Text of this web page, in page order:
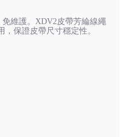
維護。XDV2皮帶芳綸線繩
保證皮帶尺寸穩定性。